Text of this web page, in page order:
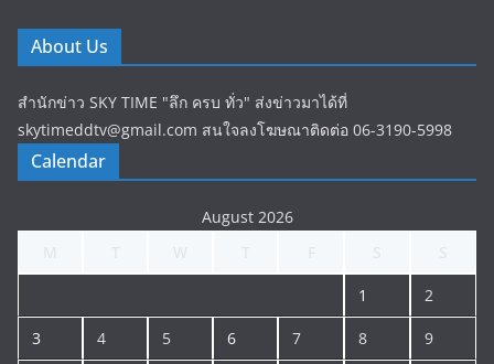
About Us
สำนักข่าว SKY TIME "ลึก ครบ ทั่ว" ส่งข่าวมาได้ที่
skytimeddtv@gmail.com สนใจลงโฆษณาติดต่อ 06-3190-5998
Calendar
August 2026
1 2
3 4 5 6 7 8 9